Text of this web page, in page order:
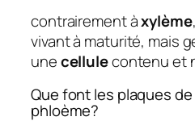
contrairement àxylème
vivant à maturité, mais
unecellulecontenu et
Que font les plaques
phloème?